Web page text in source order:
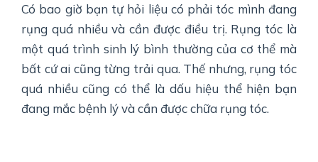
Có bao giờ bạn tự hỏi liệu có phải tóc mình đang
rụng quá nhiều và cần được điều trị. Rụng tóc là
một quá trình sinh lý bình thường của cơ thể mà
bất cứ ai cũng từng trải qua. Thế nhưng, rụng tóc
quá nhiều cũng có thể là dấu hiệu thể hiện bạn
đang mắc bệnh lý và cần được chữa rụng tóc.